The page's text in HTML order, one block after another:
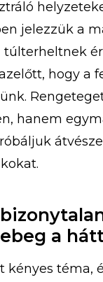
jelezzük a
túlterheltnek
hogy a
hanem
a
kényes téma,